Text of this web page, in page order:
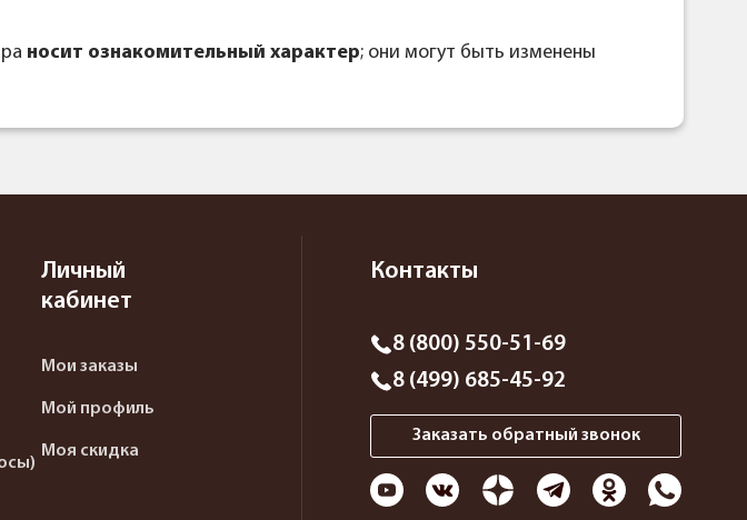
носит ознакомительный характер; они могут быть изменены
Личный
кабинет
Мои заказы
Мой профиль
Моя скидка
Контакты
8 (800) 550-51-69
8 (499) 685-45-92
Заказать обратный звонок